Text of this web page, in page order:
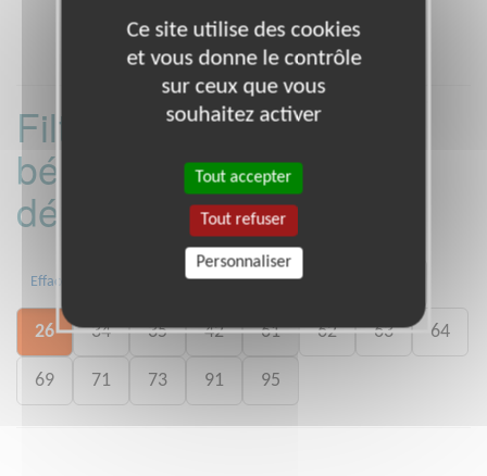
Filtrer les missions
bénévoles par
département :
Effacer 05 07
26 34 35 42 61 62 63 64
69 71 73 91 95
Ce site utilise des cookies
et vous donne le contrôle
sur ceux que vous
souhaitez activer
Tout accepter
Tout refuser
Personnaliser